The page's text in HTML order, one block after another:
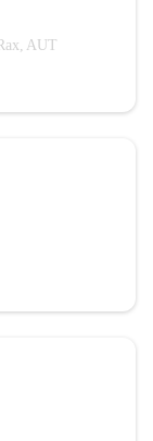
AUT